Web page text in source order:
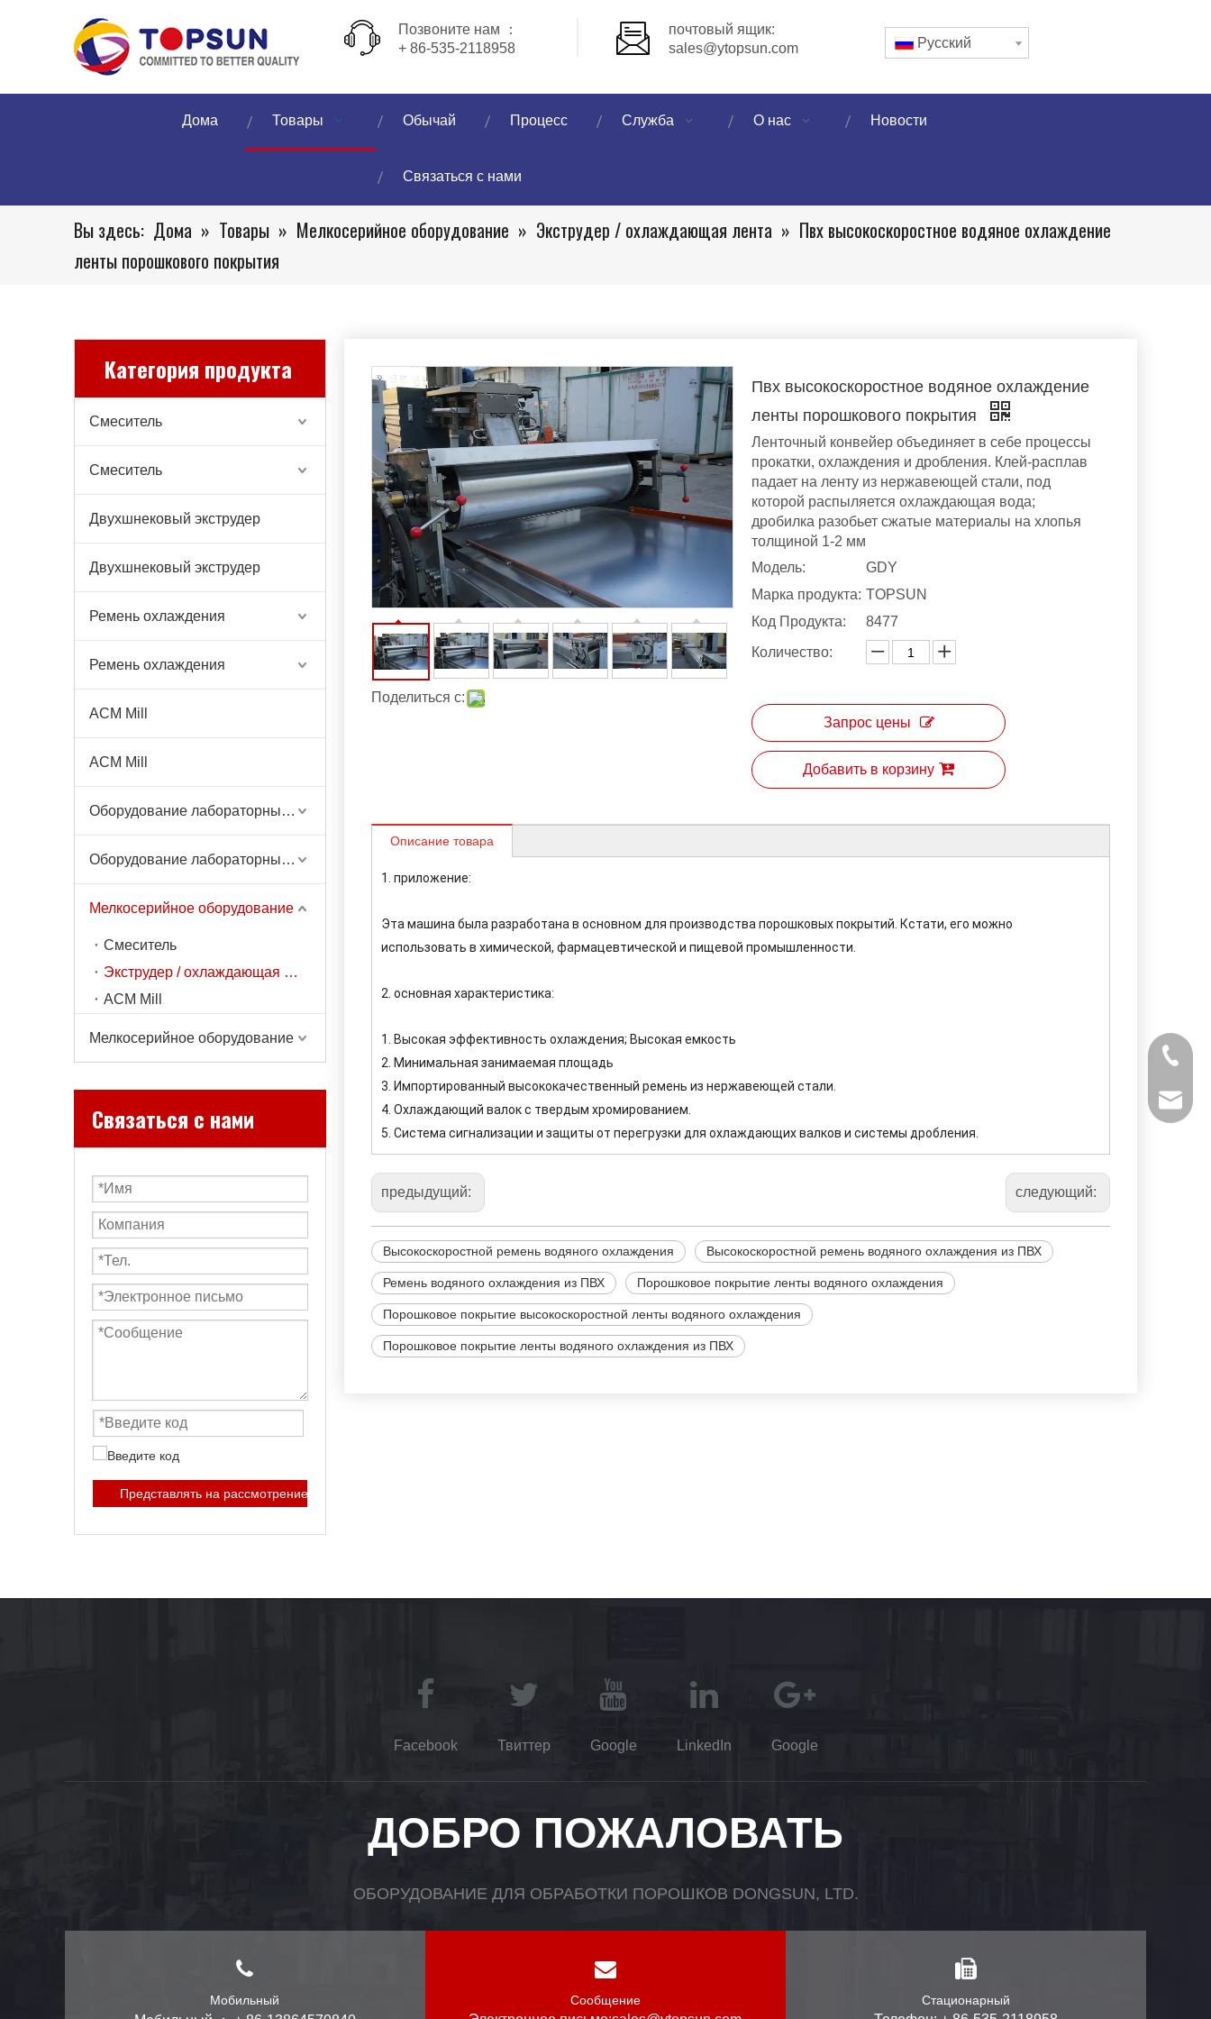
Позвоните нам ：
+ 86-535-2118958
почтовый ящик:
sales@ytopsun.com
Pусский
Дома Товары Обычай Процесс Служба О нас Новости
Связаться с нами
Вы здесь: Дома » Товары » Мелкосерийное оборудование » Экструдер / охлаждающая лента » Пвх высокоскоростное водяное охлаждение
ленты порошкового покрытия
Категория продукта
Смеситель
Смеситель
Двухшнековый экструдер
Двухшнековый экструдер
Ремень охлаждения
Ремень охлаждения
ACM Mill
ACM Mill
Оборудование лабораторных весов
Оборудование лабораторных весов
Мелкосерийное оборудование
Смеситель
Экструдер / охлаждающая лента
ACM Mill
Мелкосерийное оборудование
Связаться с нами
Представлять на рассмотрение
Поделиться с:
Пвх высокоскоростное водяное охлаждение
ленты порошкового покрытия
Ленточный конвейер объединяет в себе процессы
прокатки, охлаждения и дробления. Клей-расплав
падает на ленту из нержавеющей стали, под
которой распыляется охлаждающая вода;
дробилка разобьет сжатые материалы на хлопья
толщиной 1-2 мм
Модель:
GDY
Марка продукта: TOPSUN
Код Продукта:
8477
Количество:
Запрос цены
Добавить в корзину
Описание товара
1. приложение:
Эта машина была разработана в основном для производства порошковых покрытий. Кстати, его можно
использовать в химической, фармацевтической и пищевой промышленности.
2. основная характеристика:
1. Высокая эффективность охлаждения; Высокая емкость
2. Минимальная занимаемая площадь
3. Импортированный высококачественный ремень из нержавеющей стали.
4. Охлаждающий валок с твердым хромированием.
5. Система сигнализации и защиты от перегрузки для охлаждающих валков и системы дробления.
предыдущий: следующий:
Высокоскоростной ремень водяного охлаждения Высокоскоростной ремень водяного охлаждения из ПВХ
Ремень водяного охлаждения из ПВХ Порошковое покрытие ленты водяного охлаждения
Порошковое покрытие высокоскоростной ленты водяного охлаждения
Порошковое покрытие ленты водяного охлаждения из ПВХ
Facebook Твиттер Google LinkedIn Google
ДОБРО ПОЖАЛОВАТЬ
ОБОРУДОВАНИЕ ДЛЯ ОБРАБОТКИ ПОРОШКОВ DONGSUN, LTD.
Мобильный Сообщение Стационарный
+ 86-